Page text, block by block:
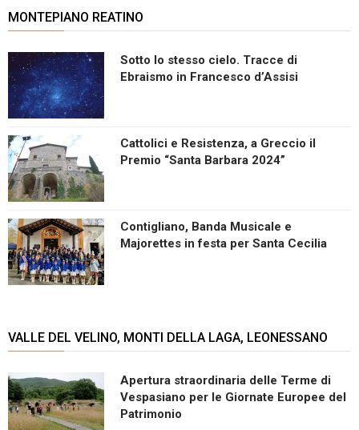
MONTEPIANO REATINO
Sotto lo stesso cielo. Tracce di
Ebraismo in Francesco d’Assisi
Cattolici e Resistenza, a Greccio il
Premio “Santa Barbara 2024”
Contigliano, Banda Musicale e
Majorettes in festa per Santa Cecilia
VALLE DEL VELINO, MONTI DELLA LAGA, LEONESSANO
Apertura straordinaria delle Terme di
Vespasiano per le Giornate Europee del
Patrimonio